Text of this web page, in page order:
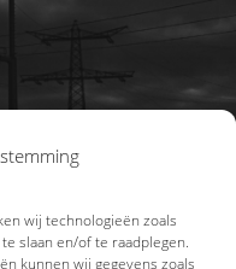
wij technologieën zoals
slaan en/of te raadplegen.
kunnen wij gegevens zoals